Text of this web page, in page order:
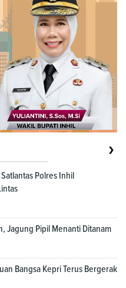
›
Polres Inhil
Jagung Pipil Menanti Ditanam
Bangsa Kepri Terus Bergerak